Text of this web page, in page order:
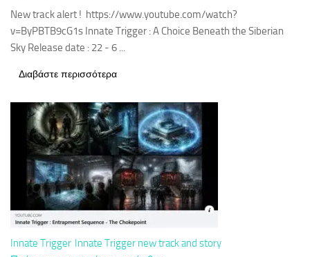
New track alert ! https://www.youtube.com/watch?
v=ByPBTB9cG1s Innate Trigger : A Choice Beneath the Siberian
Sky Release date : 22 - 6 ...
Διαβάστε περισσότερα
Innate Trigger Innate Trigger new track and story